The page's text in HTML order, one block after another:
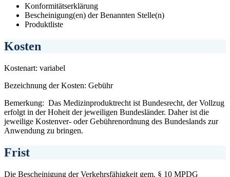
Konformitätserklärung
Bescheinigung(en) der Benannten Stelle(n)
Produktliste
Kosten
Kostenart: variabel
Bezeichnung der Kosten: Gebühr
Bemerkung: Das Medizinproduktrecht ist Bundesrecht, der Vollzug
erfolgt in der Hoheit der jeweiligen Bundesländer. Daher ist die
jeweilige Kostenver- oder Gebührenordnung des Bundeslands zur
Anwendung zu bringen.
Frist
Die Bescheinigung der Verkehrsfähigkeit gem. § 10 MPDG